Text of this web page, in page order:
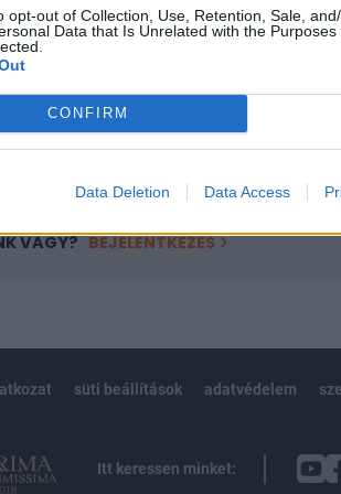
opt-out of Collection, Use, Retention, Sale,
Data that Is Unrelated with the Purposes
CONFIRM
Data Deletion Data Access
tartalmazza:
cikkarchívum
elmúlt 2 év napon belüli
VAGY? BEJELENTKEZÉS
süti beállítások adatvédelem
Itt keressen minket: